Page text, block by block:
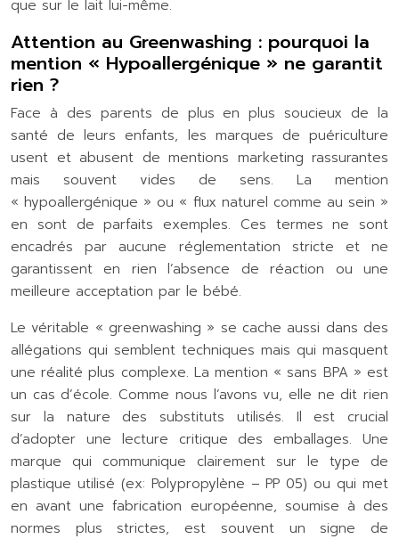
que sur le lait lui-même.
Attention au Greenwashing : pourquoi la
mention « Hypoallergénique » ne garantit
rien ?
Face à des parents de plus en plus soucieux de la
santé de leurs enfants, les marques de puériculture
usent et abusent de mentions marketing rassurantes
mais souvent vides de sens. La mention
« hypoallergénique » ou « flux naturel comme au sein »
en sont de parfaits exemples. Ces termes ne sont
encadrés par aucune réglementation stricte et ne
garantissent en rien l’absence de réaction ou une
meilleure acceptation par le bébé.
Le véritable « greenwashing » se cache aussi dans des
allégations qui semblent techniques mais qui masquent
une réalité plus complexe. La mention « sans BPA » est
un cas d’école. Comme nous l’avons vu, elle ne dit rien
sur la nature des substituts utilisés. Il est crucial
d’adopter une lecture critique des emballages. Une
marque qui communique clairement sur le type de
plastique utilisé (ex: Polypropylène – PP 05) ou qui met
en avant une fabrication européenne, soumise à des
normes plus strictes, est souvent un signe de